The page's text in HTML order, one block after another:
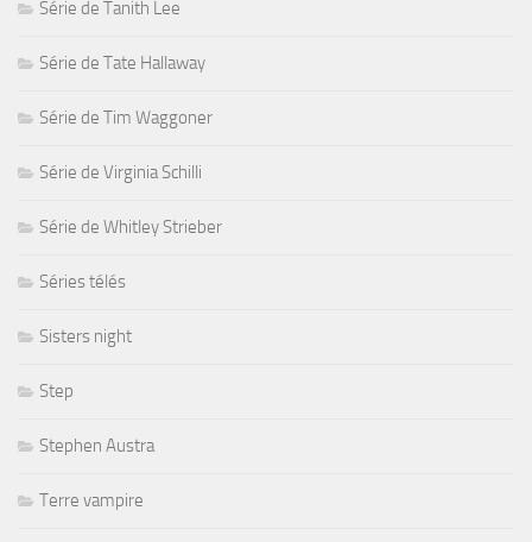
Série de Tanith Lee
Série de Tate Hallaway
Série de Tim Waggoner
Série de Virginia Schilli
Série de Whitley Strieber
Séries télés
Sisters night
Step
Stephen Austra
Terre vampire